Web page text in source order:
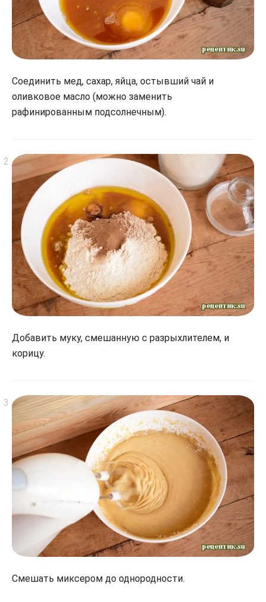
Соединить мед, сахар, яйца, остывший чай и
оливковое масло (можно заменить
рафинированным подсолнечным).
Добавить муку, смешанную с разрыхлителем, и
корицу.
Смешать миксером до однородности.